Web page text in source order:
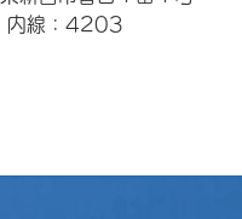
内線：4203